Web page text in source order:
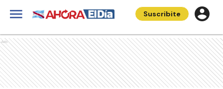
Suscribite
Ads